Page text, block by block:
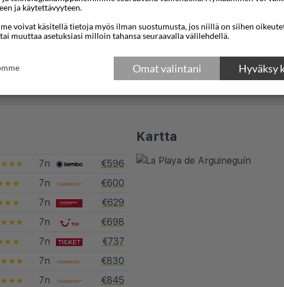
18°C
16°C 21°C
Sääennuste vuodelta, toimittanut
instituutti ja NRK
7n
€596
7n
€600
7n
€629
7n
€698
7n
€737
7n
€830
7n
€845
Kartta
ja käytettävyyteen.
voivat käsitellä tietoja myös ilman suostumusta, jos niillä on siihen
muuttaa asetuksiasi milloin tahansa seuraavalla välilehdellä.
Hyväksy
Omat valintani